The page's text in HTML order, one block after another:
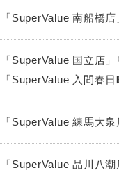
「SuperValue 南船橋
「SuperValue 国立店
「SuperValue 入間春
「SuperValue 練馬大
「SuperValue 品川八